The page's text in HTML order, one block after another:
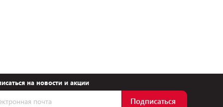
на новости и акции
Подписаться